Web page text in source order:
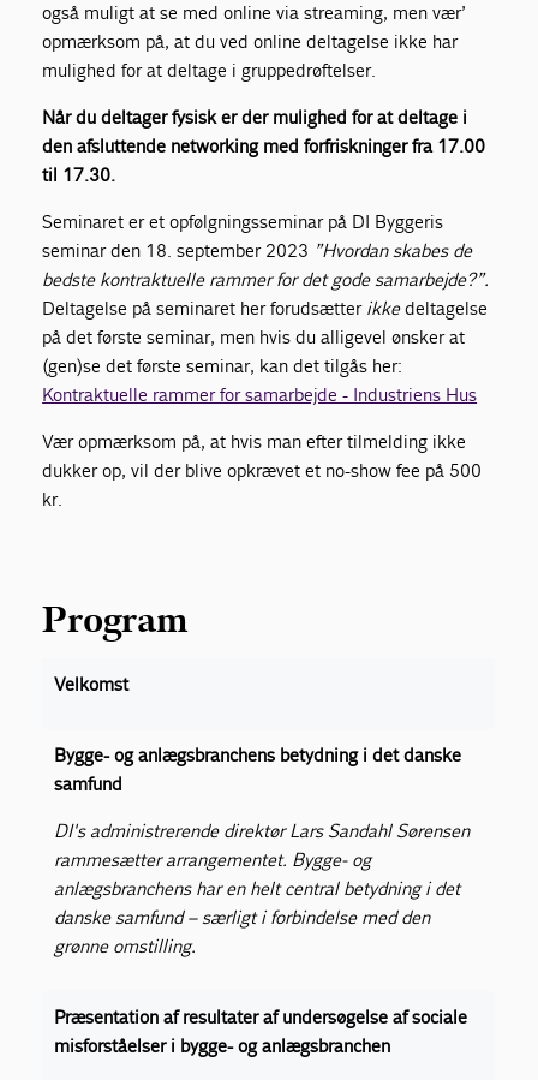
også muligt at se med online via streaming, men vær’
opmærksom på, at du ved online deltagelse ikke har
mulighed for at deltage i gruppedrøftelser.
Når du deltager fysisk er der mulighed for at deltage i
den afsluttende networking med forfriskninger fra 17.00
til 17.30.
Seminaret er et opfølgningsseminar på DI Byggeris
seminar den 18. september 2023 ”Hvordan skabes de
bedste kontraktuelle rammer for det gode samarbejde?”.
Deltagelse på seminaret her forudsætter ikkedeltagelse
på det første seminar, men hvis du alligevel ønsker at
(gen)se det første seminar, kan det tilgås her:
Kontraktuelle rammer for samarbejde - Industriens Hus
Vær opmærksom på, at hvis man efter tilmelding ikke
dukker op, vil der blive opkrævet et no-show fee på 500
kr.
Program
Velkomst
Bygge- og anlægsbranchens betydning i det danske
samfund
DI's administrerende direktør Lars Sandahl Sørensen
rammesætter arrangementet. Bygge- og
anlægsbranchens har en helt central betydning i det
danske samfund – særligt i forbindelse med den
grønne omstilling.
Præsentation af resultater af undersøgelse af sociale
misforståelser i bygge- og anlægsbranchen